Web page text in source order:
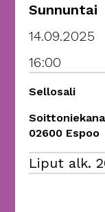
Sunnuntai
14.09.2025
16:00
Sellosali
02600 Espoo
Liput alk.